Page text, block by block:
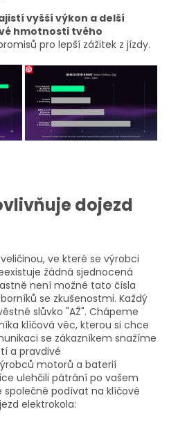
vyšší výkon a delší
hmotnosti tvého
pro lepší zážitek z jízdy.
dojezd
ve které se výrobci
žádná sjednocená
není možné tato čísla
se zkušenostmi. Každý
slůvko "AŽ". Chápeme
klíčová věc, kterou si chce
se zákazníkem snažíme
a pravdivé
motorů a baterií
ulehčili pátrání po vašem
společně podívat na klíčové
elektrokola: